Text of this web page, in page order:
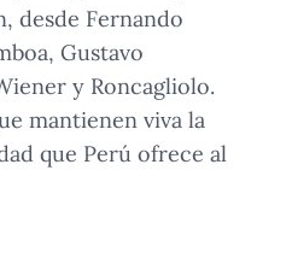
desde Fernando
Gustavo
y Roncagliolo.
mantienen viva la
que Perú ofrece al